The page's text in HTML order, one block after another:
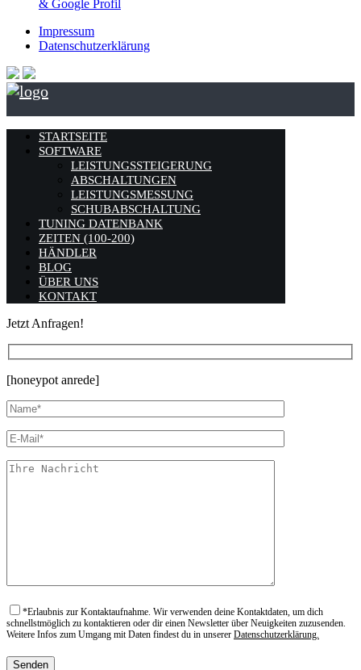
& Google Profil
Impressum
Datenschutzerklärung
STARTSEITE
SOFTWARE
LEISTUNGSSTEIGERUNG
ABSCHALTUNGEN
LEISTUNGSMESSUNG
SCHUBABSCHALTUNG
TUNING DATENBANK
ZEITEN (100-200)
HÄNDLER
BLOG
ÜBER UNS
KONTAKT
Jetzt Anfragen!
[honeypot anrede]
*Erlaubnis zur Kontaktaufnahme. Wir verwenden deine Kontaktdaten, um dich
schnellstmöglich zu kontaktieren oder dir einen Newsletter über Neuigkeiten zuzusenden.
Weitere Infos zum Umgang mit Daten findest du in unserer Datenschutzerklärung.